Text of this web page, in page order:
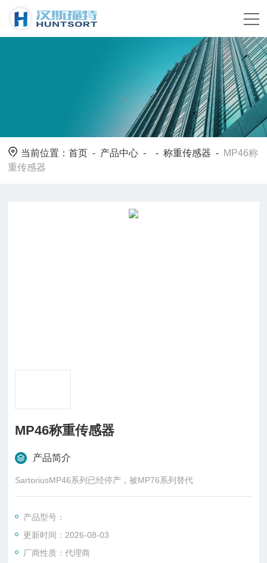
当前位置：首页 - 产品中心 - -称重传感器 - MP46称
重传感器
MP46称重传感器
产品简介
SartoriusMP46系列已经停产，被MP76系列替代
产品型号：
更新时间：2026-08-03
厂商性质：代理商